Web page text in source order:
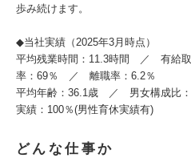
歩み続けます。
◆当社実績（2025年3月時点）
平均残業時間：11.3時間 ／ 有給
率：69％ ／ 離職率：6.2％
平均年齢：36.1歳 ／ 男女構成比
実績：100％(男性育休実績有)
どんな仕事か